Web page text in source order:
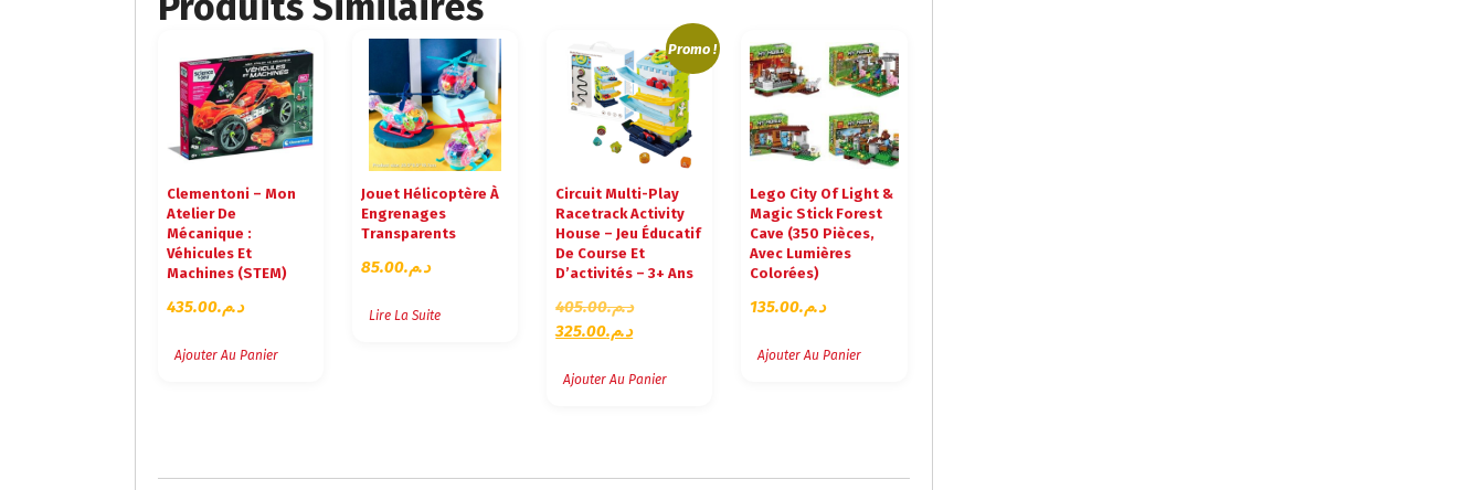
Clementoni – Mon
Atelier De
Mécanique :
Véhicules Et
Machines (STEM)
د.م.435.00
Ajouter Au Panier
Jouet Hélicoptère À
Engrenages
Transparents
د.م.85.00
Lire La Suite
Promo !
Circuit Multi-Play
Racetrack Activity
House – Jeu Éducatif
De Course Et
D’activités – 3+ Ans
د.م.405.00
L
E
R
N
د.م.325.00
L
P
A
Ajouter Au Panier
Lego City Of Light &
Magic Stick Forest
Cave (350 Pièces,
Avec Lumières
Colorées)
د.م.135.00
Ajouter Au Panier